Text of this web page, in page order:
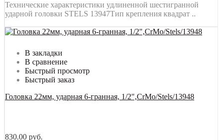
Технические характеристики удлиненной шестигранной
ударной головки STELS 13947Тип крепления квадрат ..
В закладки
В сравнение
Быстрый просмотр
Быстрый заказ
Головка 22мм, ударная 6-гранная, 1/2",CrMo/Stels/13948
830.00 руб.